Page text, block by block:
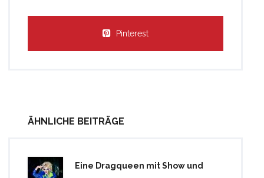
Pinterest
ÄHNLICHE BEITRÄGE
Eine Dragqueen mit Show und